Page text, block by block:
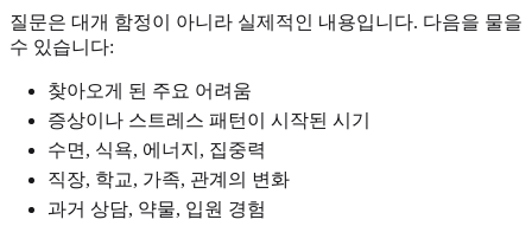
질문은 대개 함정이 아니라 실제적인 내용입니다. 다음을 물을
수 있습니다:
찾아오게 된 주요 어려움
증상이나 스트레스 패턴이 시작된 시기
수면, 식욕, 에너지, 집중력
직장, 학교, 가족, 관계의 변화
과거 상담, 약물, 입원 경험